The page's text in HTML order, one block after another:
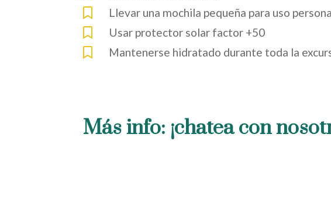
Llevar una mochila pequeña para uso
Usar protector solar factor +50
Mantenerse hidratado durante toda la
Más info: ¡chatea con